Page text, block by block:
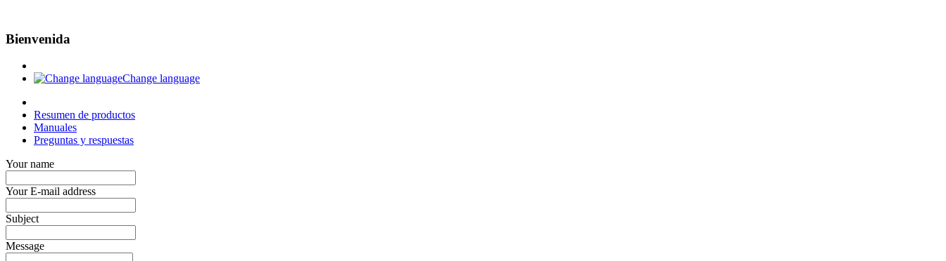
Bienvenida
Change language
Resumen de productos
Manuales
Preguntas y respuestas
Your name
Your E-mail address
Subject
Message